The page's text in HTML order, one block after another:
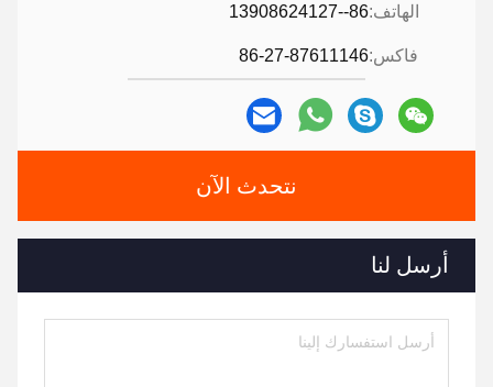
الهاتف:86--13908624127
فاكس:86-27-87611146
نتحدث الآن
أرسل لنا